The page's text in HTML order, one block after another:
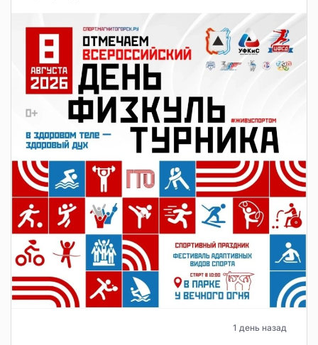
1 день назад